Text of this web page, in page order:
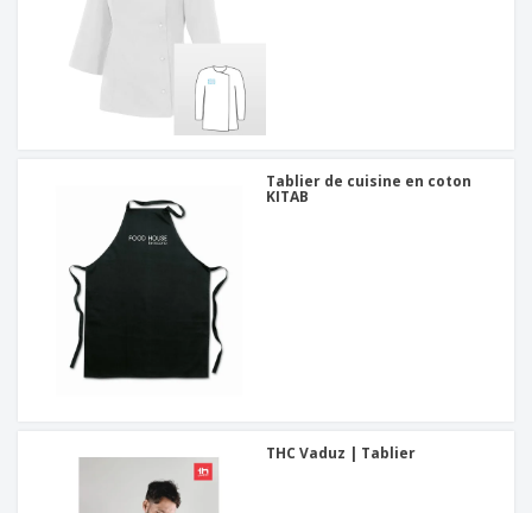
Tablier de cuisine en coton
KITAB
THC Vaduz | Tablier